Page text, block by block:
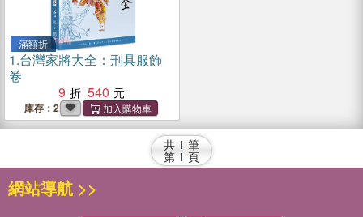
滿額折
1.台灣家將大全：刑具服飾
卷
9
540
庫存：2
共 1 筆
第 1 頁
網站導航 >>